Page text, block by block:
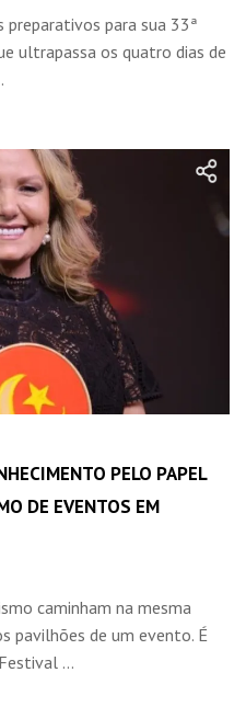
para sua 33ª
ultrapassa os quatro dias de
PELO PAPEL
DE EVENTOS EM
caminham na mesma
pavilhões de um evento. É
...